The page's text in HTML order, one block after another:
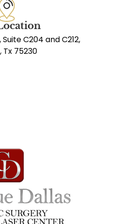
C204 and C212,
Tx 75230